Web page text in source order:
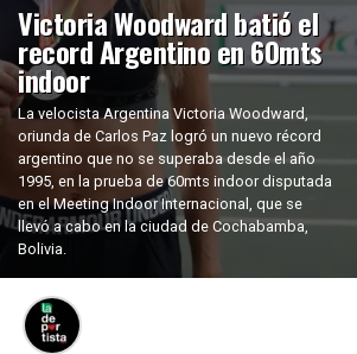
Victoria Woodward batió el
record Argentino en 60mts
indoor
La velocista Argentina Victoria Woodward,
oriunda de Carlos Paz logró un nuevo récord
argentino que no se superaba desde el año
1995, en la prueba de 60mts indoor disputada
en el Meeting Indoor Internacional, que se
llevó a cabo en la ciudad de Cochabamba,
Bolivia.